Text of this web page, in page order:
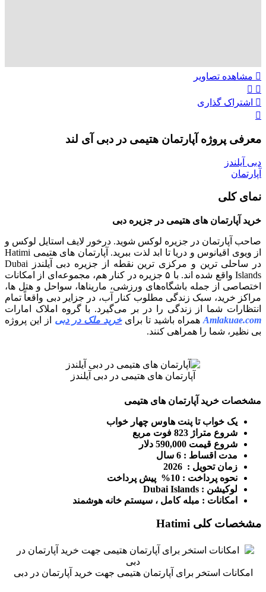
مشاهده تصاویر
اشتراک گذاری
معرفی پروژه آپارتمان هتیمی در دبی آی لند
دبی آیلندز
آپارتمان
نمای کلی
خرید آپارتمان های هتیمی در جزیره دبی
صاحب آپارتمان در جزیره لوکس شوید. درخور لایف استایل لوکس و
از ویوی اقیانوس و دریا تا ابد لذت ببرید. آپارتمان های هتیمی Hatimi
در ساحلی ترین و مرکزی ترین نقطه از جزیره دبی آیلندز Dubai
Islands واقع شده اند. با ۵ جزیره در کنار هم، مجموعه‌ای از امکانات
اختصاصی از جمله باشگاه‌های ورزشی، ماریناها، سواحل و هتل ها،
مراکز خرید، سبک زندگی مطلوب کنار آب، در جزایر دبی واقعاً تمام
انتظارات شما از زندگی را در بر می‌گیرد. با گروه املاک امارات
Amlakuae.com همراه باشید تا برایخرید ملک در دبی از این پروژه
بی نظیر، شما را همراهی کنند.
آپارتمان های هتیمی در دبی آیلندز
مشخصات خرید آپارتمان های هتیمی
یک خواب تا پنت هاوس چهار خواب
شروع متراژ 823 فوت مربع
شروع قیمت 590,000 دلار
مدت اقساط : 6 سال
زمان تحویل : 2026
نحوه پرداخت : 10% پیش پرداخت
لوکیشن : Dubai Islands
امکانات : مبله کامل ، سیستم خانه هوشمند
مشخصات کلی Hatimi
امکانات استخر برای آپارتمان هتیمی جهت خرید آپارتمان در دبی